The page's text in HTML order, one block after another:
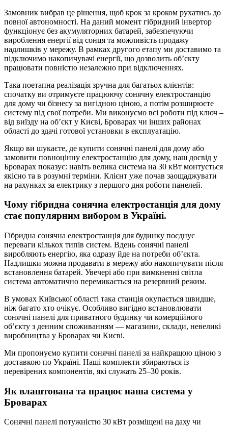
Замовник вибрав це рішення, щоб крок за кроком рухатись до
повної автономності. На даний момент гібридний інвертор
функціонує без акумуляторних батарей, забезпечуючи
вироблення енергії від сонця та можливість продажу
надлишків у мережу. В рамках другого етапу ми доставимо та
підключимо накопичувачі енергії, що дозволить об’єкту
працювати повністю незалежно при відключеннях.
Така поетапна реалізація зручна для багатьох клієнтів:
спочатку ви отримуєте працюючу сонячну електростанцію
для дому чи бізнесу за вигідною ціною, а потім розширюєте
систему під свої потреби. Ми виконуємо всі роботи під ключ –
від виїзду на об’єкт у Києві, Броварах чи інших районах
області до здачі готової установки в експлуатацію.
Якщо ви шукаєте, де купити сонячні панелі для дому або
замовити повноцінну електростанцію для дому, наш досвід у
Броварах показує: навіть велика система на 30 кВт монтується
якісно та в розумні терміни. Клієнт уже почав заощаджувати
на рахунках за електрику з першого дня роботи панелей.
Чому гібридна сонячна електростанція для дому
стає популярним вибором в Україні.
Гібридна сонячна електростанція для будинку поєднує
переваги кількох типів систем. Вдень сонячні панелі
виробляють енергію, яка одразу йде на потреби об’єкта.
Надлишки можна продавати в мережу або накопичувати після
встановлення батарей. Увечері або при вимкненні світла
система автоматично перемикається на резервний режим.
В умовах Київської області така станція окупається швидше,
ніж багато хто очікує. Особливо вигідно встановлювати
сонячні панелі для приватного будинку чи комерційного
об’єкту з денним споживанням — магазини, склади, невеликі
виробництва у Броварах чи Києві.
Ми пропонуємо купити сонячні панелі за найкращою ціною з
доставкою по Україні. Наші комплекти збираються із
перевірених компонентів, які служать 25–30 років.
Як влаштована та працює наша система у
Броварах
Сонячні панелі потужністю 30 кВт розміщені на даху чи